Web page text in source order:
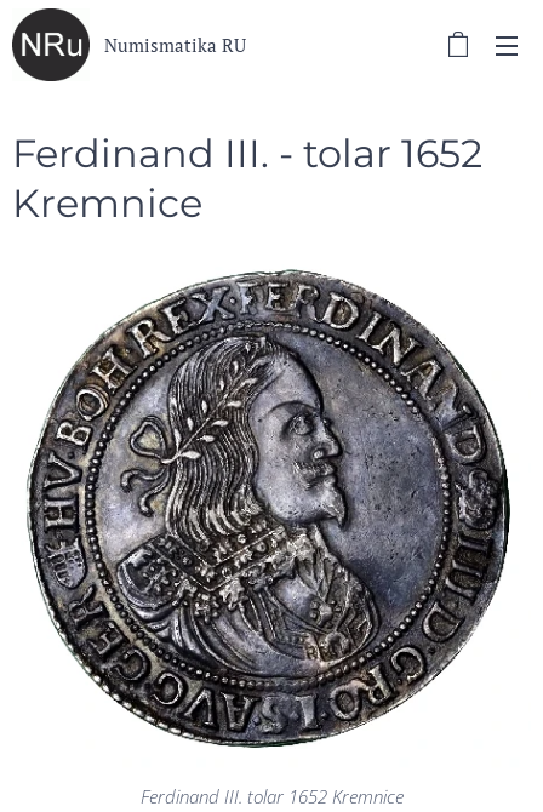
Numismatika RU
Ferdinand III. - tolar 1652
Kremnice
Ferdinand III. tolar 1652 Kremnice
Ferdinand III. tolar 1652 Kremnice